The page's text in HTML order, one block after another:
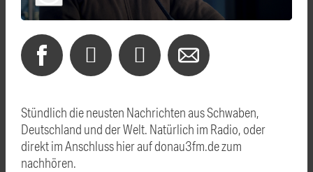
Stündlich die neusten Nachrichten aus Schwaben,
Deutschland und der Welt. Natürlich im Radio, oder
direkt im Anschluss hier auf donau3fm.de zum
nachhören.